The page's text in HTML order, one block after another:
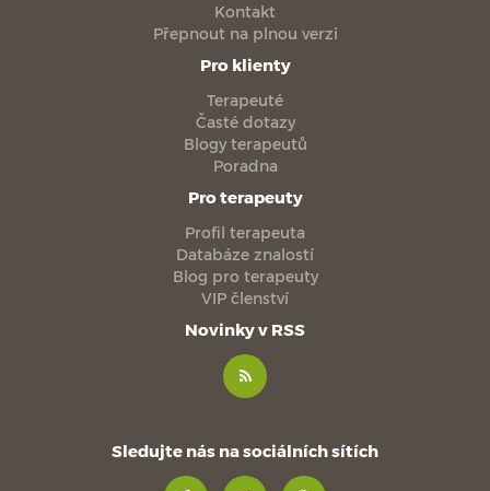
Kontakt
Přepnout na plnou verzi
Pro klienty
Terapeuté
Časté dotazy
Blogy terapeutů
Poradna
Pro terapeuty
Profil terapeuta
Databáze znalostí
Blog pro terapeuty
VIP členství
Novinky v RSS
Sledujte nás na sociálních sítích